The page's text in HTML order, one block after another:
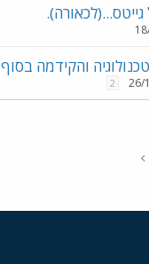
והקידמה בסוף
26/
2